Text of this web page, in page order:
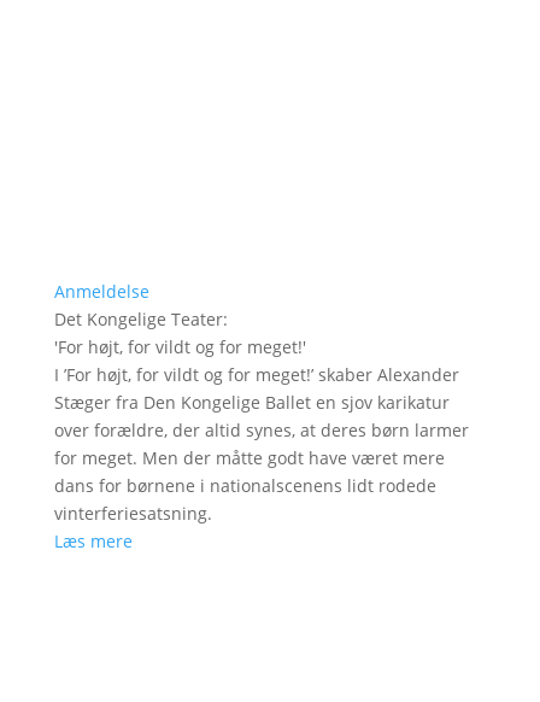
Anmeldelse
Det Kongelige Teater:
'For højt, for vildt og for meget!'
I ’For højt, for vildt og for meget!’ skaber Alexander
Stæger fra Den Kongelige Ballet en sjov karikatur
over forældre, der altid synes, at deres børn larmer
for meget. Men der måtte godt have været mere
dans for børnene i nationalscenens lidt rodede
vinterferiesatsning.
Læs mere